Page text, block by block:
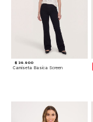
$ 39.900
Camiseta Basica Screen